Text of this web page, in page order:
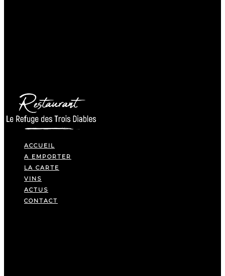
ACCUEIL
A EMPORTER
LA CARTE
VINS
ACTUS
CONTACT